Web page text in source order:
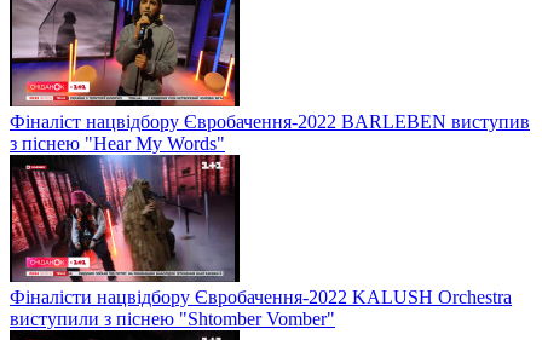
Фіналіст нацвідбору Євробачення-2022 BARLEBEN виступив
з піснею "Hear My Words"
Фіналісти нацвідбору Євробачення-2022 KALUSH Orchestra
виступили з піснею "Shtomber Vomber"